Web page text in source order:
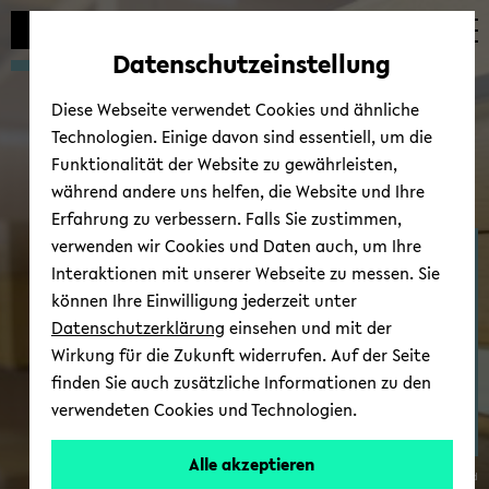
Automatische
vermeiden
skip
main
skip
main
skip
footer
Zen­trum für Theo­rien in
der his­to­ri­schen For­
schung
© Uni­ver­si­tät Bie­le­feld
Datenschutzeinstellung
Diese Webseite verwendet Cookies und ähnliche
Technologien. Einige davon sind essentiell, um die
Funktionalität der Website zu gewährleisten,
während andere uns helfen, die Website und Ihre
Erfahrung zu verbessern. Falls Sie zustimmen,
verwenden wir Cookies und Daten auch, um Ihre
Interaktionen mit unserer Webseite zu messen. Sie
können Ihre Einwilligung jederzeit unter
Datenschutzerklärung einsehen und mit der
Wirkung für die Zukunft widerrufen. Auf der Seite
finden Sie auch zusätzliche Informationen zu den
verwendeten Cookies und Technologien.
Alle akzeptieren